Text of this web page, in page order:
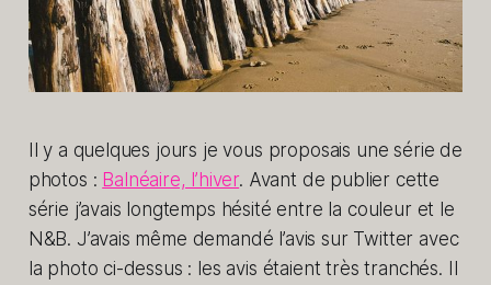
Il y a quelques jours je vous proposais une série de
photos : Balnéaire, l’hiver. Avant de publier cette
série j’avais longtemps hésité entre la couleur et le
N&B. J’avais même demandé l’avis sur Twitter avec
la photo ci-dessus : les avis étaient très tranchés. Il